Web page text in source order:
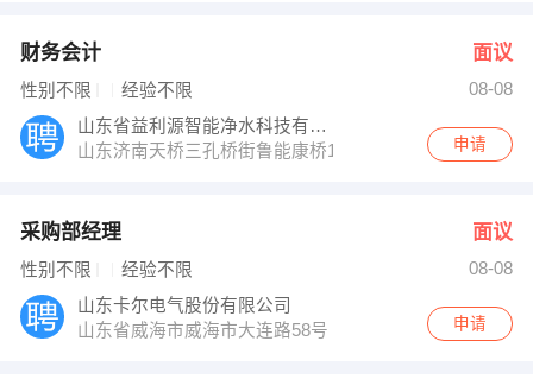
财务会计 面议
性别不限 经验不限
08-08
山东省益利源智能净水科技有限公司
山东济南天桥三孔桥街鲁能康桥15号楼1单元1501申请
采购部经理 面议
性别不限 经验不限
08-08
山东卡尔电气股份有限公司
山东省威海市威海市大连路58号
申请